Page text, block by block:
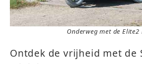
Onderweg met de
Ontdek de vrijheid met de